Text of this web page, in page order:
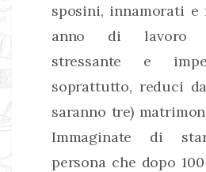
sposini, innamorati
anno di lavoro
stressante e
soprattutto, reduci
saranno tre)
Immaginate di
persona che dopo